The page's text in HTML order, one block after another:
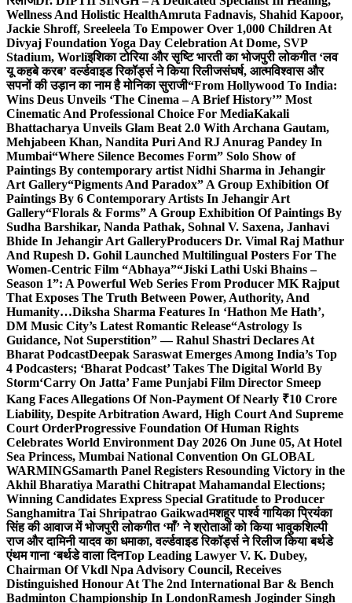
Wellness And Holistic HealthAmruta Fadnavis, Shahid Kapoor,
Jackie Shroff, Sreeleela To Empower Over 1,000 Children At
Divyaj Foundation Yoga Day Celebration At Dome, SVP
Stadium, Worliइशिका टोरिया और सृष्टि भारती का भोजपुरी लोकगीत ‘लव
यू कहबे करब’ वर्ल्डवाइड रिकॉर्ड्स ने किया रिलीजसंघर्ष, आत्मविश्वास और
सपनों की उड़ान का नाम है मोनिका सुराजी“From Hollywood To India:
Wins Deus Unveils ‘The Cinema – A Brief History’” Most
Cinematic And Professional Choice For MediaKakali
Bhattacharya Unveils Glam Beat 2.0 With Archana Gautam,
Mehjabeen Khan, Nandita Puri And RJ Anurag Pandey In
Mumbai“Where Silence Becomes Form” Solo Show of
Paintings By contemporary artist Nidhi Sharma in Jehangir
Art Gallery“Pigments And Paradox” A Group Exhibition Of
Paintings By 6 Contemporary Artists In Jehangir Art
Gallery“Florals & Forms” A Group Exhibition Of Paintings By
Sudha Barshikar, Nanda Pathak, Sohnal V. Saxena, Janhavi
Bhide In Jehangir Art GalleryProducers Dr. Vimal Raj Mathur
And Rupesh D. Gohil Launched Multilingual Posters For The
Women-Centric Film “Abhaya”“Jiski Lathi Uski Bhains –
Season 1”: A Powerful Web Series From Producer MK Rajput
That Exposes The Truth Between Power, Authority, And
Humanity…Diksha Sharma Features In ‘Hathon Me Hath’,
DM Music City’s Latest Romantic Release“Astrology Is
Guidance, Not Superstition” — Rahul Shastri Declares At
Bharat PodcastDeepak Saraswat Emerges Among India’s Top
4 Podcasters; ‘Bharat Podcast’ Takes The Digital World By
Storm‘Carry On Jatta’ Fame Punjabi Film Director Smeep
Kang Faces Allegations Of Non-Payment Of Nearly ₹10 Crore
Liability, Despite Arbitration Award, High Court And Supreme
Court OrderProgressive Foundation Of Human Rights
Celebrates World Environment Day 2026 On June 05, At Hotel
Sea Princess, Mumbai National Convention On GLOBAL
WARMINGSamarth Panel Registers Resounding Victory in the
Akhil Bharatiya Marathi Chitrapat Mahamandal Elections;
Winning Candidates Express Special Gratitude to Producer
Sanghamitra Tai Shripatrao Gaikwadमशहूर पार्श्व गायिका प्रियंका
सिंह की आवाज में भोजपुरी लोकगीत ‘माँ’ ने श्रोताओं को किया भावुकशिल्पी
राज और दामिनी यादव का धमाका, वर्ल्डवाइड रिकॉर्ड्स ने रिलीज किया बर्थडे
एंथम गाना ‘बर्थडे वाला दिनTop Leading Lawyer V. K. Dubey,
Chairman Of Vkdl Npa Advisory Council, Receives
Distinguished Honour At The 2nd International Bar & Bench
Badminton Championship In LondonRamesh Joginder Singh